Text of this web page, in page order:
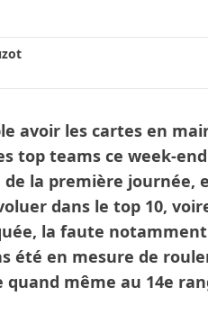
avoir les cartes en
top teams ce week-
la première journée,
dans le top 10,
la faute
été en mesure de
même au 14e